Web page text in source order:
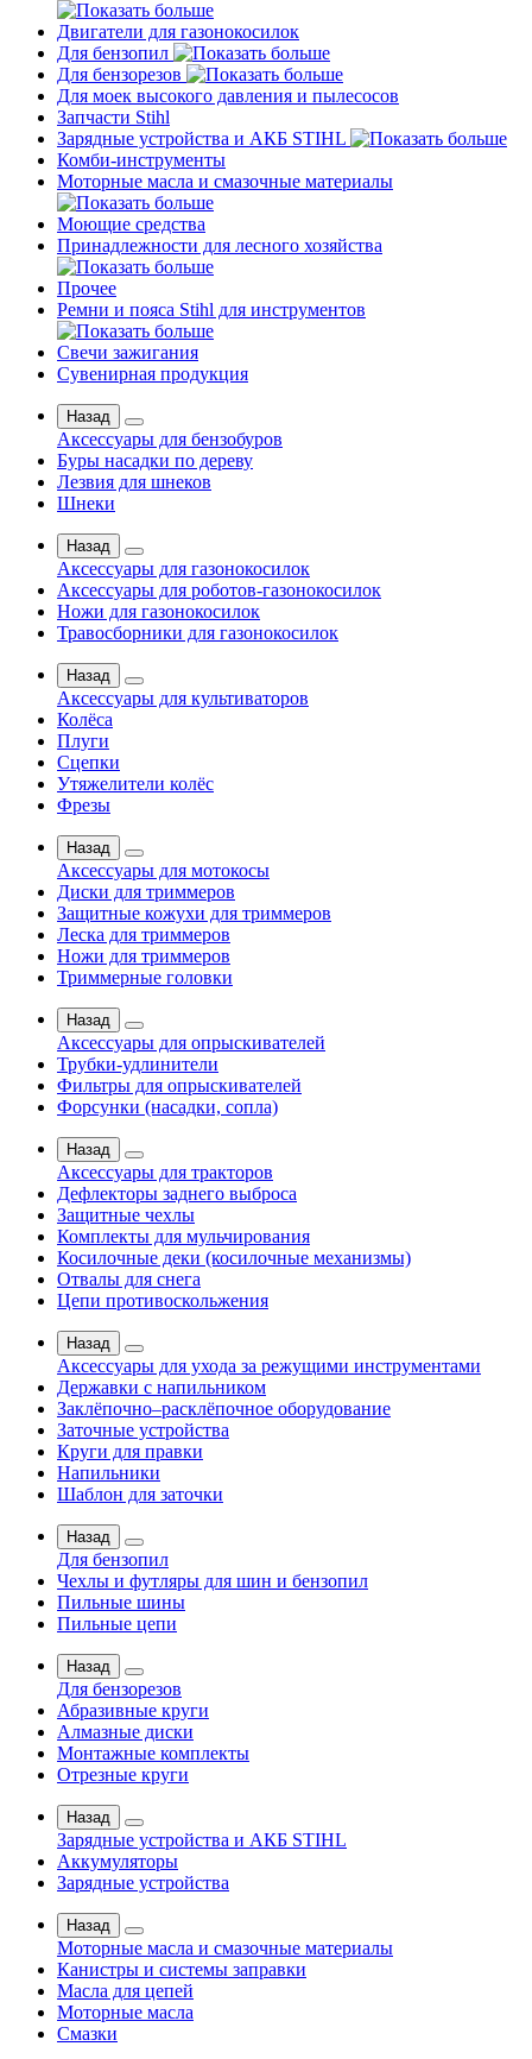
Двигатели для газонокосилок
Для бензопил
Для бензорезов
Для моек высокого давления и пылесосов
Запчасти Stihl
Зарядные устройства и АКБ STIHL
Комби-инструменты
Моторные масла и смазочные материалы
Моющие средства
Принадлежности для лесного хозяйства
Прочее
Ремни и пояса Stihl для инструментов
Свечи зажигания
Сувенирная продукция
Назад
Аксессуары для бензобуров
Буры насадки по дереву
Лезвия для шнеков
Шнеки
Назад
Аксессуары для газонокосилок
Аксессуары для роботов-газонокосилок
Ножи для газонокосилок
Травосборники для газонокосилок
Назад
Аксессуары для культиваторов
Колёса
Плуги
Сцепки
Утяжелители колёс
Фрезы
Назад
Аксессуары для мотокосы
Диски для триммеров
Защитные кожухи для триммеров
Леска для триммеров
Ножи для триммеров
Триммерные головки
Назад
Аксессуары для опрыскивателей
Трубки-удлинители
Фильтры для опрыскивателей
Форсунки (насадки, сопла)
Назад
Аксессуары для тракторов
Дефлекторы заднего выброса
Защитные чехлы
Комплекты для мульчирования
Косилочные деки (косилочные механизмы)
Отвалы для снега
Цепи противоскольжения
Назад
Аксессуары для ухода за режущими инструментами
Державки с напильником
Заклёпочно–расклёпочное оборудование
Заточные устройства
Круги для правки
Напильники
Шаблон для заточки
Назад
Для бензопил
Чехлы и футляры для шин и бензопил
Пильные шины
Пильные цепи
Назад
Для бензорезов
Абразивные круги
Алмазные диски
Монтажные комплекты
Отрезные круги
Назад
Зарядные устройства и АКБ STIHL
Аккумуляторы
Зарядные устройства
Назад
Моторные масла и смазочные материалы
Канистры и системы заправки
Масла для цепей
Моторные масла
Смазки